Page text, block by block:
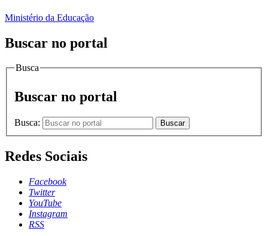
Ministério da Educação
Buscar no portal
Busca
Buscar no portal
Busca: Buscar
Redes Sociais
Facebook
Twitter
YouTube
Instagram
RSS